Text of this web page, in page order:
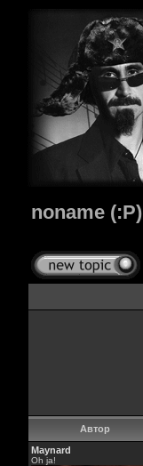
noname (:P)
Автор
Maynard
Oh ja!